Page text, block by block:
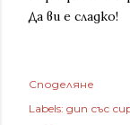
Да ви е сладко!
Споделяне
Labels: дип със